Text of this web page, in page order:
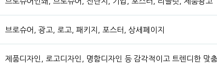
브로슈어, 광고, 로고, 패키지, 포스터, 상세페이지
제품디자인, 로고디자인, 명함디자인 등 감각적이고 트렌디한 맞